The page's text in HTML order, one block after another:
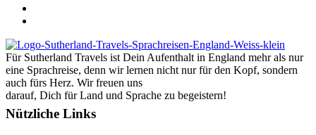
Für Sutherland Travels ist Dein Aufenthalt in England mehr als nur
eine Sprachreise, denn wir lernen nicht nur für den Kopf, sondern
auch fürs Herz. Wir freuen uns
darauf, Dich für Land und Sprache zu begeistern!
Nützliche Links